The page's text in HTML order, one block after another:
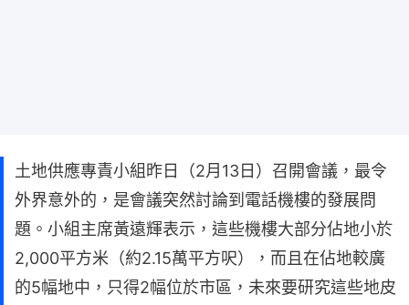
土地供應專責小組昨日（2月13日）召開會議，最令
外界意外的，是會議突然討論到電話機樓的發展問
題。小組主席黃遠輝表示，這些機樓大部分佔地小於
2,000平方米（約2.15萬平方呎），而且在佔地較廣
的5幅地中，只得2幅位於市區，未來要研究這些地皮